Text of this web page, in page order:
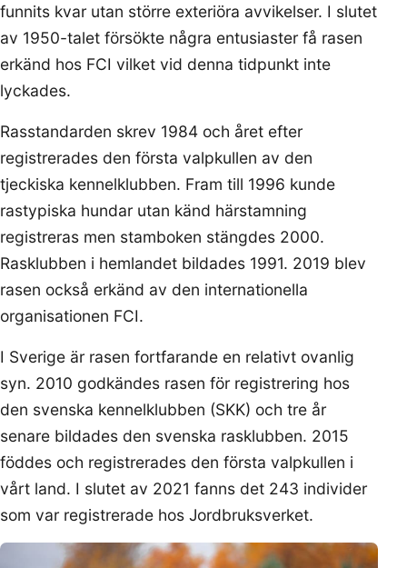
funnits kvar utan större exteriöra avvikelser. I slutet
av 1950-talet försökte några entusiaster få rasen
erkänd hos FCI vilket vid denna tidpunkt inte
lyckades.
Rasstandarden skrev 1984 och året efter
registrerades den första valpkullen av den
tjeckiska kennelklubben. Fram till 1996 kunde
rastypiska hundar utan känd härstamning
registreras men stamboken stängdes 2000.
Rasklubben i hemlandet bildades 1991. 2019 blev
rasen också erkänd av den internationella
organisationen FCI.
I Sverige är rasen fortfarande en relativt ovanlig
syn. 2010 godkändes rasen för registrering hos
den svenska kennelklubben (SKK) och tre år
senare bildades den svenska rasklubben. 2015
föddes och registrerades den första valpkullen i
vårt land. I slutet av 2021 fanns det 243 individer
som var registrerade hos Jordbruksverket.